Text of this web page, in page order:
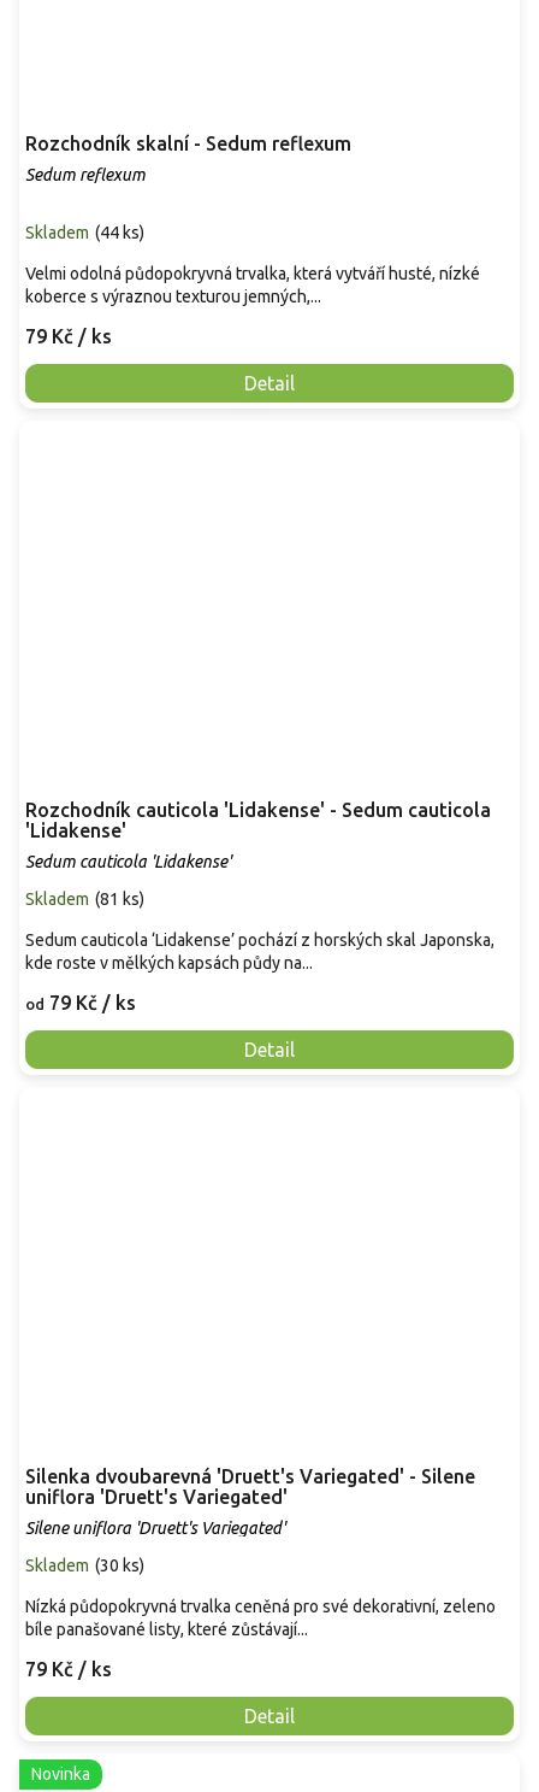
Rozchodník skalní - Sedum reflexum
Sedum reflexum
Skladem (44 ks)
79 Kč / ks
Detail
Velmi odolná půdopokryvná trvalka, která vytváří husté, nízké
koberce s výraznou texturou jemných,...
Rozchodník cauticola 'Lidakense' - Sedum cauticola
'Lidakense'
Sedum cauticola 'Lidakense'
Skladem (81 ks)
od 79 Kč / ks
Detail
Sedum cauticola ‘Lidakense’ pochází z horských skal Japonska,
kde roste v mělkých kapsách půdy na...
Silenka dvoubarevná 'Druett's Variegated' - Silene
uniflora 'Druett's Variegated'
Silene uniflora 'Druett's Variegated'
Skladem (30 ks)
79 Kč / ks
Detail
Nízká půdopokryvná trvalka ceněná pro své dekorativní, zeleno
bíle panašované listy, které zůstávají...
Novinka